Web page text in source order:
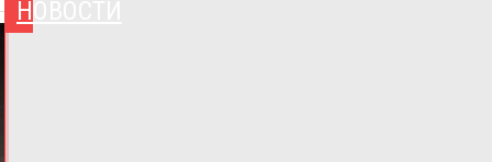
НОВОСТИ